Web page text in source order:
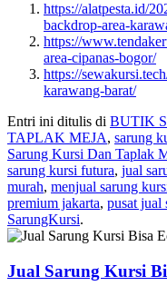
https://alatpesta.id/
backdrop-area-
https://
area-cipanas-bogor/
https://
karawang-barat/
Entri ini ditulis di BUTIK
TAPLAK MEJA, sarung
Sarung Kursi Dan Taplak
sarung kursi futura, jual
murah, menjual sarung
premium jakarta, pusat jual
SarungKursi.
Jual Sarung Kursi